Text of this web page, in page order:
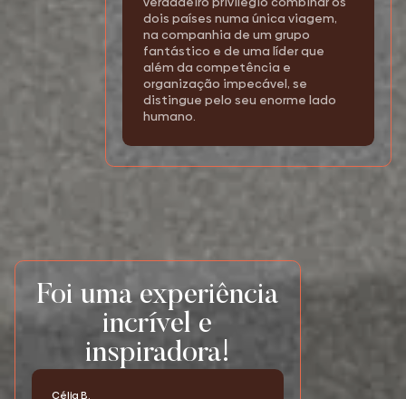
dois países numa única viagem,
na companhia de um grupo
fantástico e de uma líder que
além da competência e
organização impecável, se
distingue pelo seu enorme lado
humano.
Foi uma experiência
incrível e
inspiradora!
Célia B.